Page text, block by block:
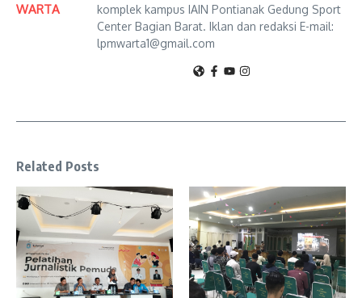
WARTA
komplek kampus IAIN Pontianak Gedung Sport
Center Bagian Barat. Iklan dan redaksi E-mail:
lpmwarta1@gmail.com
Related Posts